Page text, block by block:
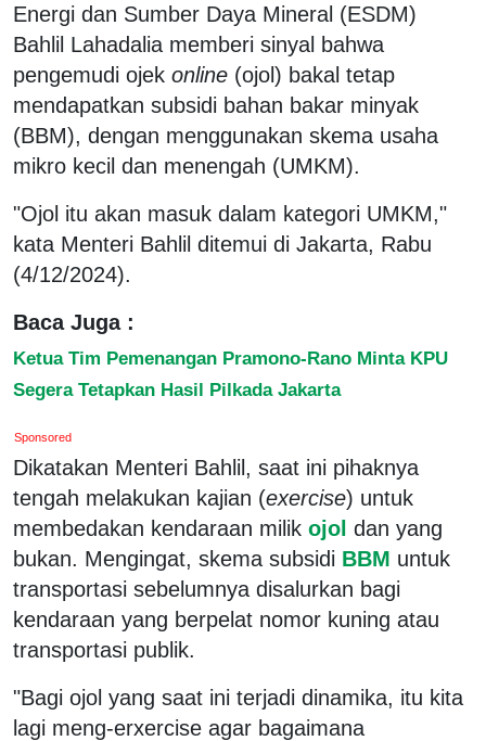
Energi dan Sumber Daya Mineral (ESDM)
Bahlil Lahadalia memberi sinyal bahwa
pengemudi ojek online (ojol) bakal tetap
mendapatkan subsidi bahan bakar minyak
(BBM), dengan menggunakan skema usaha
mikro kecil dan menengah (UMKM).
"Ojol itu akan masuk dalam kategori UMKM,"
kata Menteri Bahlil ditemui di Jakarta, Rabu
(4/12/2024).
Baca Juga :
Ketua Tim Pemenangan Pramono-Rano Minta KPU
Segera Tetapkan Hasil Pilkada Jakarta
Sponsored
Dikatakan Menteri Bahlil, saat ini pihaknya
tengah melakukan kajian (exercise) untuk
membedakan kendaraan milik ojol dan yang
bukan. Mengingat, skema subsidi BBM untuk
transportasi sebelumnya disalurkan bagi
kendaraan yang berpelat nomor kuning atau
transportasi publik.
"Bagi ojol yang saat ini terjadi dinamika, itu kita
lagi meng-erxercise agar bagaimana